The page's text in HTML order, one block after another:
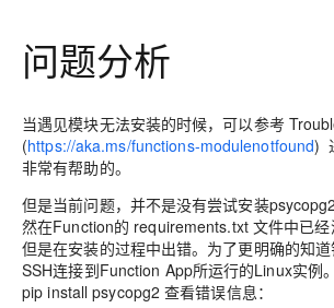
问题分析
当遇见模块无法安装的时候，可以参考
(https://aka.ms/functions-modulenotfound)
非常有帮助的。
但是当前问题，并不是没有尝试安装
然在Function的 requirements.txt 文件中已经
但是在安装的过程中出错。为了更明确的知
SSH连接到Function App所运行的Linux实例
pip install psycopg2 查看错误信息：